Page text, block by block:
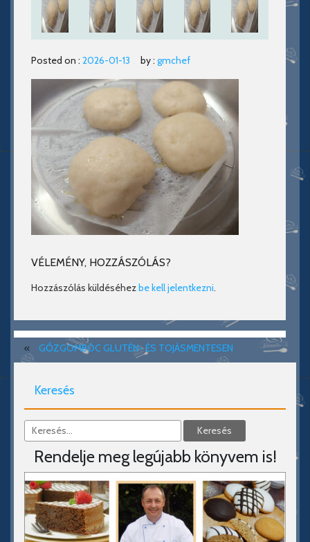
Posted on : 2026-01-13 by : gmchef
VÉLEMÉNY, HOZZÁSZÓLÁS?
Hozzászólás küldéséhezbe kell jelentkezni.
« GŐZGOMBÓC GLUTÉN- ÉS TOJÁSMENTESEN
Keresés
Rendelje meg legújabb könyvem is!